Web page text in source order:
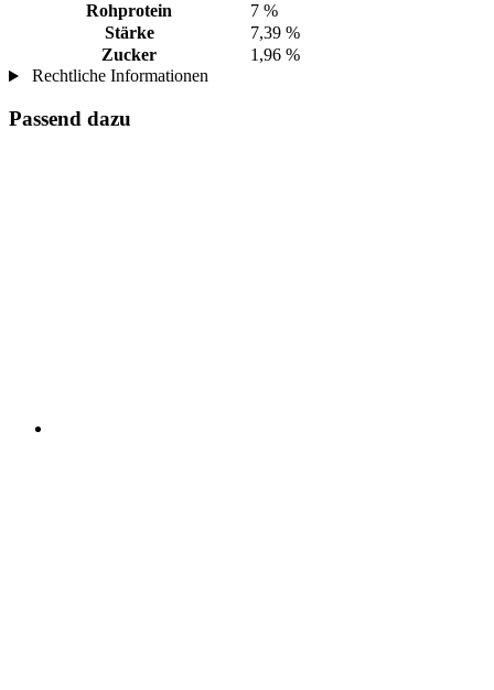
Rohprotein
7 %
Stärke
7,39 %
Zucker
1,96 %
Rechtliche Informationen
Passend dazu